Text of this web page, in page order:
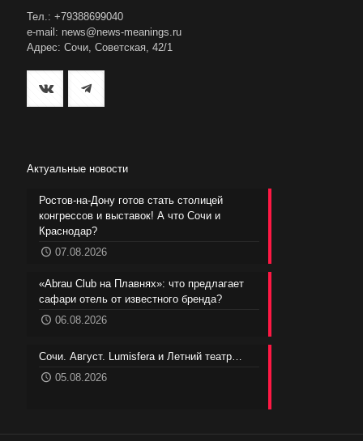
Тел.: +79388699040
e-mail: news@news-meanings.ru
Адрес: Сочи, Советская, 42/1
Актуальные новости
Ростов-на-Дону готов стать столицей
конгрессов и выставок! А что Сочи и
Краснодар?
07.08.2026
«Abrau Club на Плавнях»: что предлагает
сафари отель от известного бренда?
06.08.2026
Сочи. Август. Lumisfera и Летний театр…
05.08.2026